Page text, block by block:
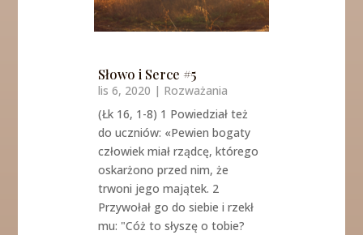
Słowo i Serce #5
lis 6, 2020 | Rozważania
(Łk 16, 1-8) 1 Powiedział też
do uczniów: «Pewien bogaty
człowiek miał rządcę, którego
oskarżono przed nim, że
trwoni jego majątek. 2
Przywołał go do siebie i rzekł
mu: "Cóż to słyszę o tobie?